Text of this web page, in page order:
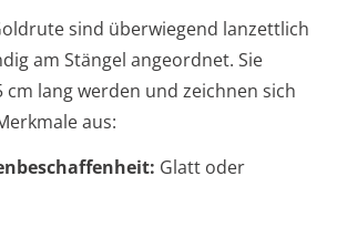
sind überwiegend lanzettlich
am Stängel angeordnet. Sie
cm lang werden und zeichnen sich
aus:
Glatt oder